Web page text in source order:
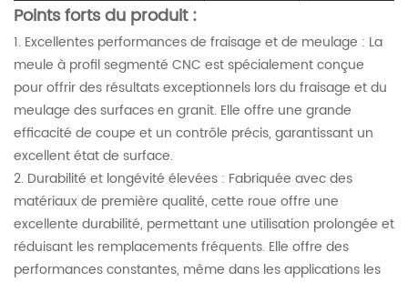
Points forts du produit :
1. Excellentes performances de fraisage et de meulage : La
meule à profil segmenté CNC est spécialement conçue
pour offrir des résultats exceptionnels lors du fraisage et du
meulage des surfaces en granit. Elle offre une grande
efficacité de coupe et un contrôle précis, garantissant un
excellent état de surface.
2. Durabilité et longévité élevées : Fabriquée avec des
matériaux de première qualité, cette roue offre une
excellente durabilité, permettant une utilisation prolongée et
réduisant les remplacements fréquents. Elle offre des
performances constantes, même dans les applications les